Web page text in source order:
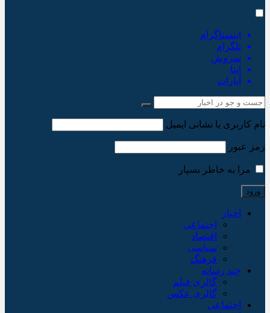
اینستاگرام
تلگرام
سروش
ایتا
آپارات
نام کاربری یا نشانی ایمیل
رمز عبور
مرا به خاطر بسپار
اخبار
اجتماعی
اقتصاد
سیاسی
فرهنگ
چند رسانه
گالری فیلم
گالری عکس
اجتماعی